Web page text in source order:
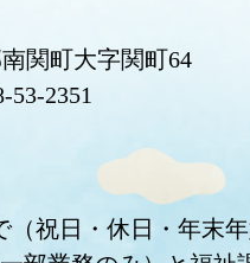
関町大字関町64
53-2351
（祝日・休日・年末年